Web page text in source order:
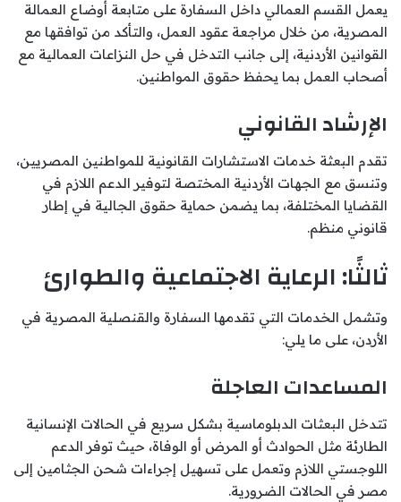
يعمل القسم العمالي داخل السفارة على متابعة أوضاع العمالة
المصرية، من خلال مراجعة عقود العمل، والتأكد من توافقها مع
القوانين الأردنية، إلى جانب التدخل في حل النزاعات العمالية مع
أصحاب العمل بما يحفظ حقوق المواطنين.
الإرشاد القانوني
تقدم البعثة خدمات الاستشارات القانونية للمواطنين المصريين،
وتنسق مع الجهات الأردنية المختصة لتوفير الدعم اللازم في
القضايا المختلفة، بما يضمن حماية حقوق الجالية في إطار
قانوني منظم.
ثالثًا: الرعاية الاجتماعية والطوارئ
وتشمل الخدمات التي تقدمها السفارة والقنصلية المصرية في
الأردن، على ما يلي:
المساعدات العاجلة
تتدخل البعثات الدبلوماسية بشكل سريع في الحالات الإنسانية
الطارئة مثل الحوادث أو المرض أو الوفاة، حيث توفر الدعم
اللوجستي اللازم وتعمل على تسهيل إجراءات شحن الجثامين إلى
مصر في الحالات الضرورية.